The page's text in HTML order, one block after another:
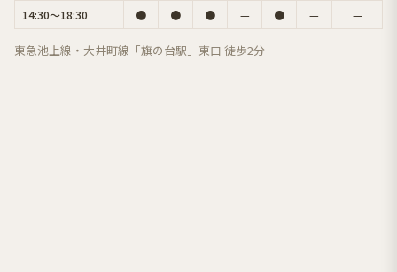
14:30〜18:30
● ● ● — ● — —
東急池上線・大井町線「旗の台駅」東口 徒歩2分